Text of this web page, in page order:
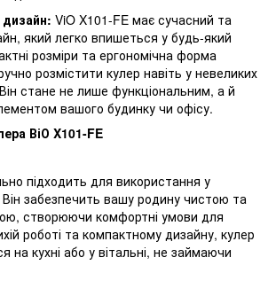
дизайн: ViO X101-FE має сучасний та
який легко впишеться у будь-який
розміри та ергономічна форма
розмістити кулер навіть у невеликих
стане не лише функціональним, а й
вашого будинку чи офісу.
ВіО X101-FE
підходить для використання у
забезпечить вашу родину чистою та
створюючи комфортні умови для
роботі та компактному дизайну, кулер
на кухні або у вітальні, не займаючи